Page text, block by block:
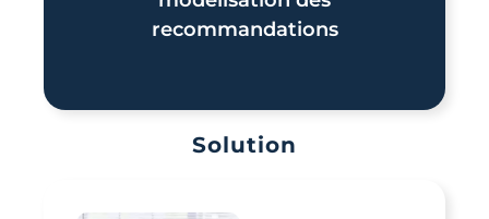
recommandations
Solution